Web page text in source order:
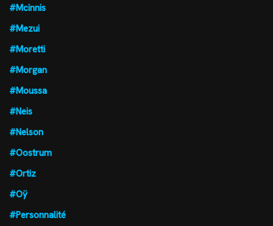
#Mcinnis
#Mezui
#Moretti
#Morgan
#Moussa
#Neis
#Nelson
#Oostrum
#Ortiz
#Oÿ
#Personnalité